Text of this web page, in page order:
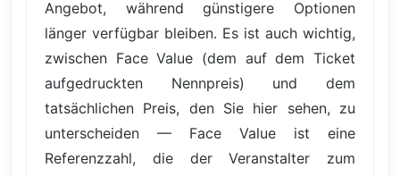
Angebot, während günstigere Optionen
länger verfügbar bleiben. Es ist auch wichtig,
zwischen Face Value (dem auf dem Ticket
aufgedruckten Nennpreis) und dem
tatsächlichen Preis, den Sie hier sehen, zu
unterscheiden — Face Value ist eine
Referenzzahl, die der Veranstalter zum